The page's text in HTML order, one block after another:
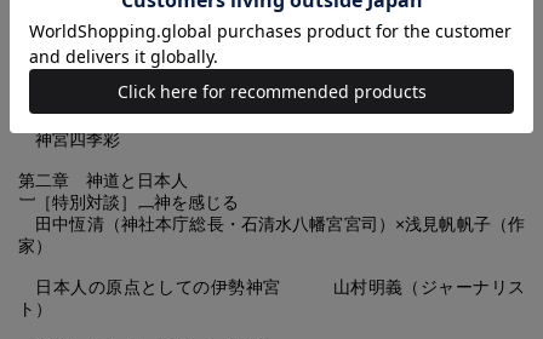
皇大神宮（内宮）
御正宮
新御敷地／御贄調舎／宇治橋
神苑／手水舎／第一鳥居／御池
…ほか
神宮四季彩
第二章 神道と日本人
﹇［特別対談］﹈神を感じる
田中恆清（神社本庁総長・石清水八幡宮宮司）×浅見帆帆子（作
家）
日本人の原点としての伊勢神宮 山村明義（ジャーナリス
ト）